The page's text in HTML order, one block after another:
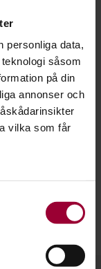
personliga data,
såsom
på din
annonser och
vilka som får
flera meter
Men sanningen
utvecklar
med fastlagda
ute på golvet.
klassisk musik
all konstnärlig